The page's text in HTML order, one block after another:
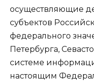
осуществляющие
субъектов
федерального
Петербурга,
системе
настоящим